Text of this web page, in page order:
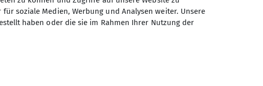
soziale Medien, Werbung und Analysen weiter. Unsere
haben oder die sie im Rahmen Ihrer Nutzung der